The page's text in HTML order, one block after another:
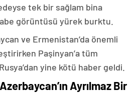
tek bir sağlam bina
görüntüsü yürek burktu.
ve Ermenistan’da önemli
Paşinyan’a tüm
yine kötü haber geldi.
Ayrılmaz Bir